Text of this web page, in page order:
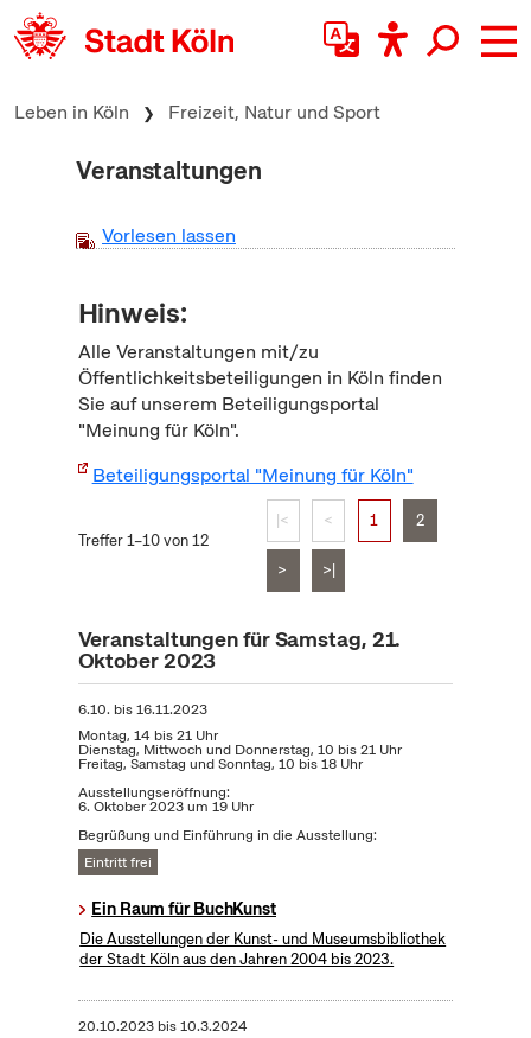
zum Inhalt springen
Leben in Köln Freizeit, Natur und Sport
Veranstaltungen
Vorlesen lassen
Hinweis:
Alle Veranstaltungen mit/zu
Öffentlichkeitsbeteiligungen in Köln finden
Sie auf unserem Beteiligungsportal
"Meinung für Köln".
Beteiligungsportal "Meinung für Köln"
Treffer 1–10 von 12
|< < 1 2
> >|
Veranstaltungen für Samstag, 21.
Oktober 2023
6.10. bis16.11.2023
Montag, 14 bis 21 Uhr
Dienstag, Mittwoch und Donnerstag, 10 bis 21 Uhr
Freitag, Samstag und Sonntag, 10 bis 18 Uhr
Ausstellungseröffnung:
6. Oktober 2023 um 19 Uhr
Begrüßung und Einführung in die Ausstellung:
Eintritt frei
Ein Raum für BuchKunst
Die Ausstellungen der Kunst- und Museumsbibliothek
der Stadt Köln aus den Jahren 2004 bis 2023.
20.10.2023bis10.3.2024